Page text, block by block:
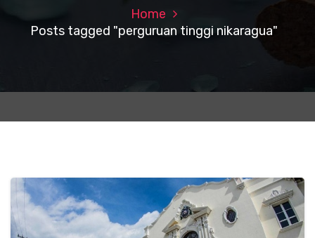
Home
Posts tagged "perguruan tinggi nikaragua"